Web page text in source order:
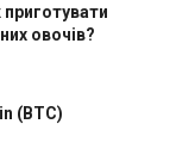
приготувати
овочів?
(BTC)